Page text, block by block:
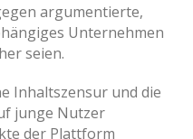
argumentierte,
Unternehmen
seien.
Inhaltszensur und die
junge Nutzer
der Plattform